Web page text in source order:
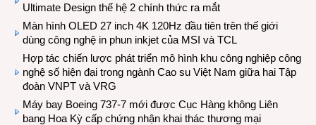
Ultimate Design thế hệ 2 chính thức ra mắt
Màn hình OLED 27 inch 4K 120Hz đầu tiên trên thế giới
dùng công nghệ in phun inkjet của MSI và TCL
Hợp tác chiến lược phát triển mô hình khu công nghiệp công
nghệ số hiện đại trong ngành Cao su Việt Nam giữa hai Tập
đoàn VNPT và VRG
Máy bay Boeing 737-7 mới được Cục Hàng không Liên
bang Hoa Kỳ cấp chứng nhận khai thác thương mại